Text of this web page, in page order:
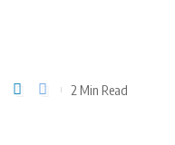
2 Min Read